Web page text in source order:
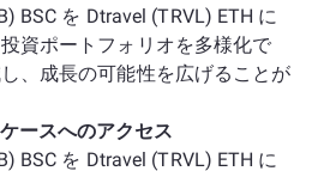
BSC を Dtravel (TRVL) ETH に
資ポートフォリオを多様化で
、成長の可能性を広げることが
ースへのアクセス
BSC を Dtravel (TRVL) ETH に